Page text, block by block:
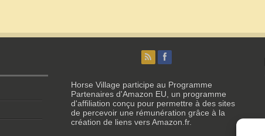
Horse Village participe au Programme
Partenaires d'Amazon EU, un programme
d'affiliation conçu pour permettre à des sites
de percevoir une rémunération grâce à la
création de liens vers Amazon.fr.